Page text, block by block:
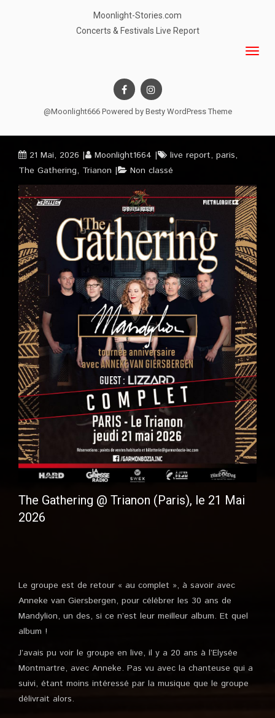
Moonlight-Stories.com
Concerts & Festivals Live Report
@Moonlight666 Powered by Besty WordPress Theme
21 Mai, 2026 Moonlight1664 live report, paris,
The Gathering, Trianon Non classé
The Gathering @ Trianon (Paris), le 21 Mai
2026
Le groupe est de retour « au complet », à savoir avec
Anneke van Giersbergen, pour célébrer les 30 ans de
Mandylion, un des, si ce n’est leur meilleur album. Et quel
album !
J’avais pu voir le groupe en live, il y a 20 ans à l’Elysée
Montmartre, avec Anneke. Pas vu avec la chanteuse qui a
suivi, étant moins intéressé par la musique que le groupe
délivrait alors.